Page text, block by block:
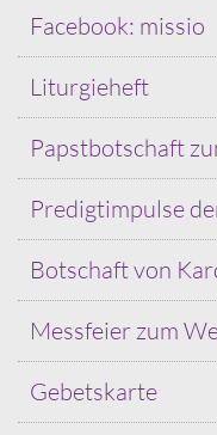
Facebook: missio
Liturgieheft
Papstbotschaft
Predigtimpulse
Messfeier zum
Gebetskarte